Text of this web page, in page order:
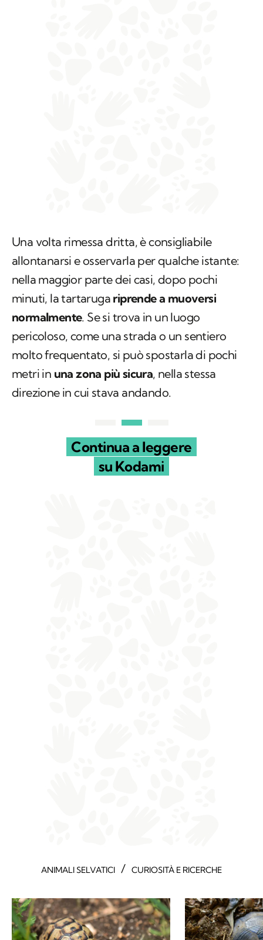
Una volta rimessa dritta, è consigliabile
allontanarsi e osservarla per qualche istante:
nella maggior parte dei casi, dopo pochi
minuti, la tartaruga riprende a muoversi
normalmente. Se si trova in un luogo
pericoloso, come una strada o un sentiero
molto frequentato, si può spostarla di pochi
metri in una zona più sicura, nella stessa
direzione in cui stava andando.
Continua a leggere
su Kodami
ANIMALI SELVATICI / CURIOSITÀ E RICERCHE